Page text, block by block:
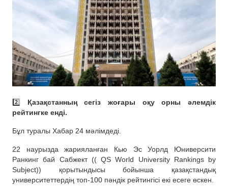
2️⃣ Қазақстанның сегіз жоғары оқу орны әлемдік
рейтингке енді.
Бұл туралы Хабар 24 мәлімдеді.
22 наурызда жарияланған Кью Эс Уорлд Юниверсити
Ранкинг бай Сабжект (( QS World University Rankings by
Subject)) қорытындысы бойынша қазақстандық
университеттердің топ-100 пәндік рейтингісі екі есеге өскен.